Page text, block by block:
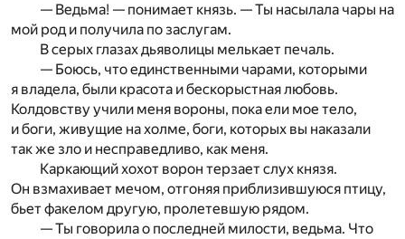
— Ведьма! — понимает князь. — Ты насылала чары на
мой род и получила по заслугам.
В серых глазах дьяволицы мелькает печаль.
— Боюсь, что единственными чарами, которыми
я владела, были красота и бескорыстная любовь.
Колдовству учили меня вороны, пока ели мое тело,
и боги, живущие на холме, боги, которых вы наказали
так же зло и несправедливо, как меня.
Каркающий хохот ворон терзает слух князя.
Он взмахивает мечом, отгоняя приблизившуюся птицу,
бьет факелом другую, пролетевшую рядом.
— Ты говорила о последней милости, ведьма. Что